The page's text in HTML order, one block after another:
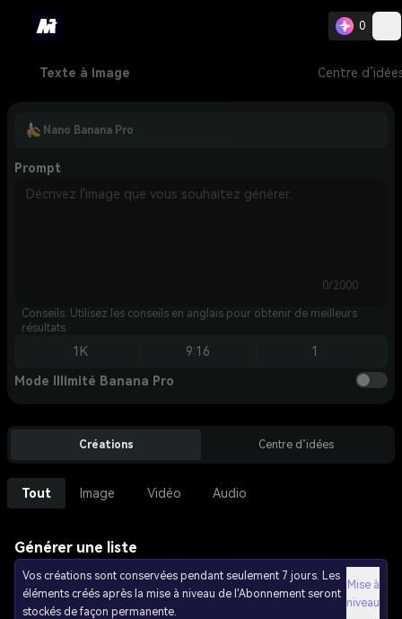
0
Texte à image Centre
Nano Banana Pro
Prompt
0/2000
Conseils: Utilisez les conseils en anglais pour obtenir de meilleurs
résultats.
1K 9:16 1
Mode Illimité Banana Pro
Créations Centre d’idées
Tout Image Vidéo Audio
Générer une liste
Vos créations sont conservées pendant seulement 7 jours. Les
éléments créés après la mise à niveau de l'Abonnement seront
stockés de façon permanente.
Mise à
niveau